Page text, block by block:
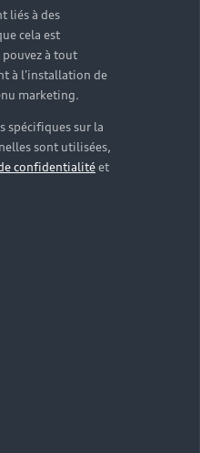
liés à des
cela est
à tout
à l'installation de
marketing.
spécifiques sur la
sont utilisées,
confidentialitéet